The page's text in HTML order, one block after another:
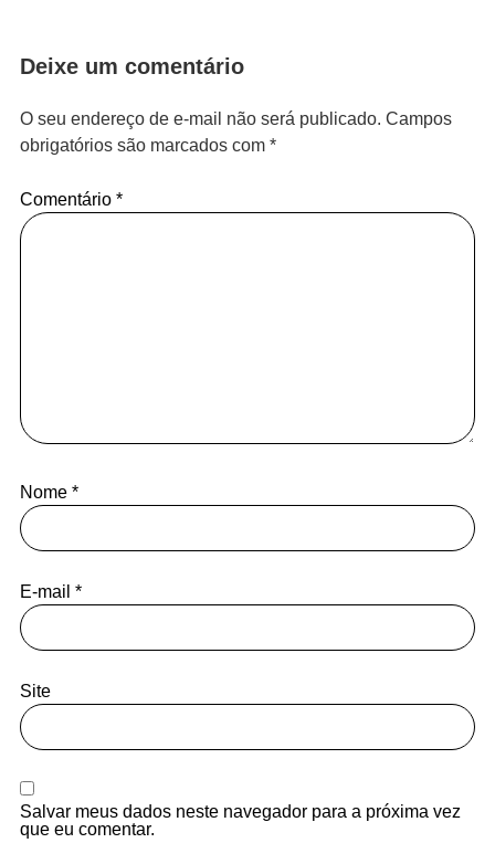
Deixe um comentário
O seu endereço de e-mail não será publicado. Campos
obrigatórios são marcados com *
Comentário *
Nome *
E-mail *
Site
Salvar meus dados neste navegador para a próxima vez
que eu comentar.